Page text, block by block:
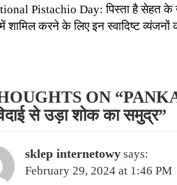
Pistachio Day: पिस्ता है सेहत
शामिल करने के लिए इन स्वादिष्ट
ON “
से उड़ा शोक का समुद्र”
sklep internetowy says:
February 29, 2024 at 1:46 PM